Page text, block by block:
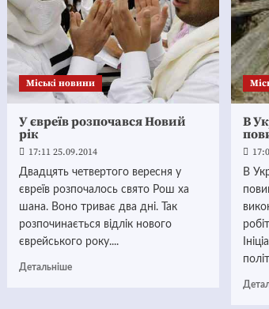
Mіські новини
У євреїв розпочався Новий
рік
17:11 25.09.2014
Двадцять четвертого вересня у
євреїв розпочалось свято Рош ха
шана. Воно триває два дні. Так
розпочинається відлік нового
єврейського року....
Детальніше
В
В